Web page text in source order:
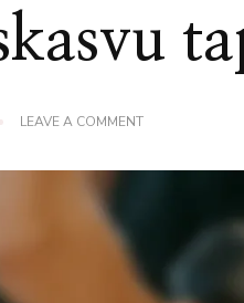
LEAVE A COMMENTON
TAPAHTUU